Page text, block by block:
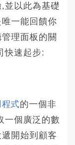
並以此為基礎
一能回饋你
理面板的關
快速起步:
程式的一個非
一個廣泛的數
開始到顧客